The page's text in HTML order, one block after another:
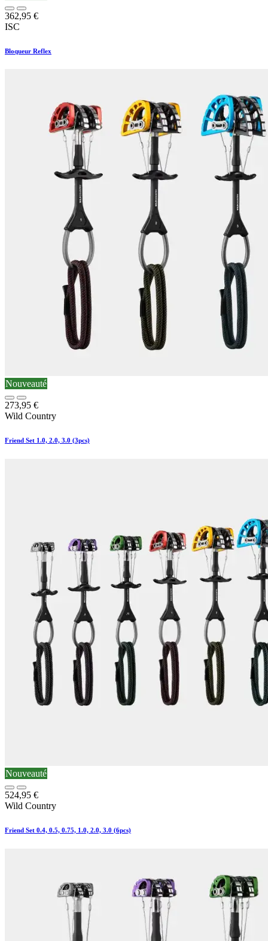
362,95 €
ISC
Bloqueur Reflex
Nouveauté
273,95 €
Wild Country
Friend Set 1.0, 2.0, 3.0 (3pcs)
Nouveauté
524,95 €
Wild Country
Friend Set 0.4, 0.5, 0.75, 1.0, 2.0, 3.0 (6pcs)